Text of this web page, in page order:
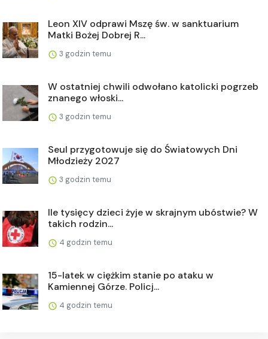
Leon XIV odprawi Mszę św. w sanktuarium
Matki Bożej Dobrej R...
3 godzin temu
W ostatniej chwili odwołano katolicki pogrzeb
znanego włoski...
3 godzin temu
Seul przygotowuje się do Światowych Dni
Młodzieży 2027
3 godzin temu
Ile tysięcy dzieci żyje w skrajnym ubóstwie? W
takich rodzin...
4 godzin temu
15-latek w ciężkim stanie po ataku w
Kamiennej Górze. Policj...
4 godzin temu